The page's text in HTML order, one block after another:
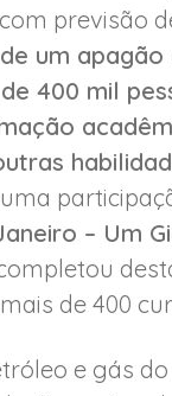
previsão
um
400 mil
– Um
de 400
e gás